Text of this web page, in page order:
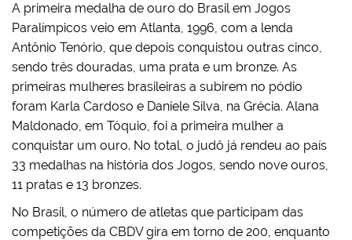
A primeira medalha de ouro do Brasil em Jogos
Paralímpicos veio em Atlanta, 1996, com a lenda
Antônio Tenório, que depois conquistou outras cinco,
sendo três douradas, uma prata e um bronze. As
primeiras mulheres brasileiras a subirem no pódio
foram Karla Cardoso e Daniele Silva, na Grécia. Alana
Maldonado, em Tóquio, foi a primeira mulher a
conquistar um ouro. No total, o judô já rendeu ao país
33 medalhas na história dos Jogos, sendo nove ouros,
11 pratas e 13 bronzes.
No Brasil, o número de atletas que participam das
competições da CBDV gira em torno de 200, enquanto